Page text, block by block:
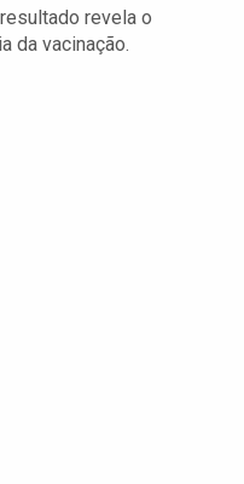
revela o
da vacinação.